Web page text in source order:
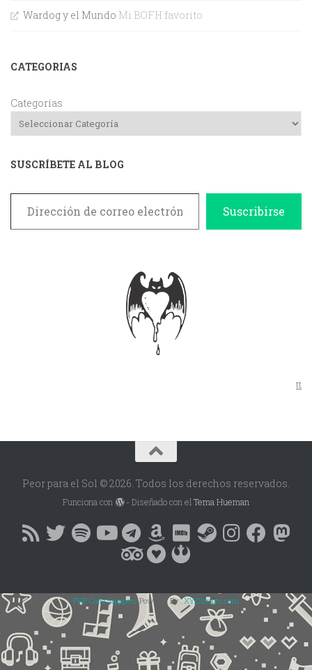
Wardog y el Mundo Mi BOFH favorito
CATEGORIAS
Categorías
SUSCRÍBETE AL BLOG
Dirección de correo electrónico
Suscribirse
π
Peor para el Sol © 2026. Todos los derechos reservados.
Funciona con - Diseñado con el Tema Hueman
PHP Code SnippetsPowered By :XYZScripts.com